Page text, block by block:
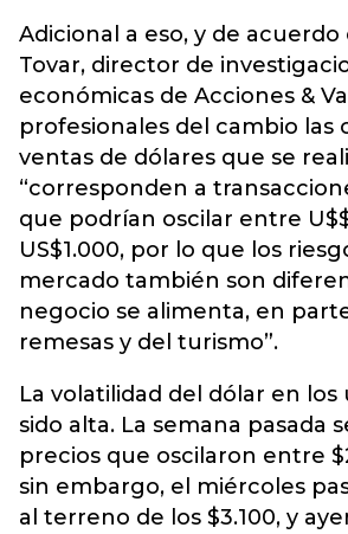
Adicional a eso, y de acuerdo
Tovar, director de
económicas de Acciones &
profesionales del cambio las
ventas de dólares que se
“corresponden a
que podrían oscilar entre
US$1.000, por lo que los
mercado también son
negocio se alimenta, en
remesas y del turismo”.
La volatilidad del dólar en los
sido alta. La semana pasada
precios que oscilaron entre
sin embargo, el miércoles
al terreno de los $3.100, y